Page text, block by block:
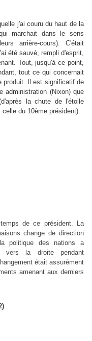
j'ai couru du haut de la
marchait dans le sens
arrière-cours). C'était
été sauvé, rempli d'esprit,
Tout, jusqu'à ce point,
tout ce qui concernait
produit. Il est significatif de
administration (Nixon) que
la chute de l'étoile
du 10ème président).
de ce président. La
change de direction
politique des nations a
vers la droite pendant
était assurément
amenant aux derniers
: